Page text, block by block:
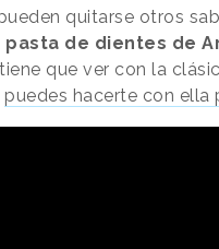
quitarse otros
pasta de dientes de
que ver con la
puedes hacerte con ella